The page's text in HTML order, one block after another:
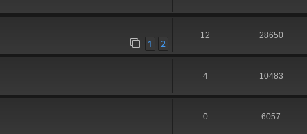
1 2
12 28650
4 10483
0 6057